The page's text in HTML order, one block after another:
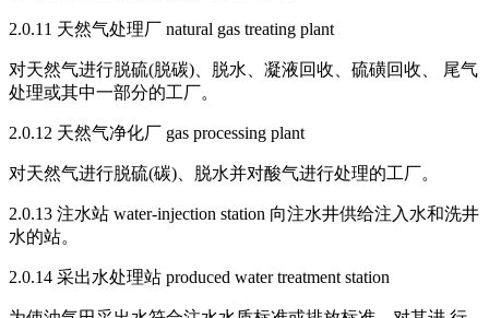
2.0.11 天然气处理厂 natural gas treating plant
对天然气进行脱硫(脱碳)、脱水、凝液回收、硫磺回收、 尾气
处理或其中一部分的工厂。
2.0.12 天然气净化厂 gas processing plant
对天然气进行脱硫(碳)、脱水并对酸气进行处理的工厂。
2.0.13 注水站 water-injection station 向注水井供给注入水和洗井
水的站。
2.0.14 采出水处理站 produced water treatment station